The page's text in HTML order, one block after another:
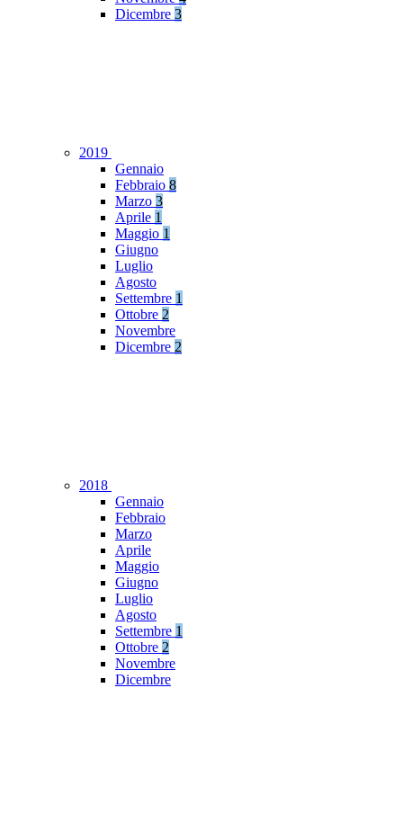
Dicembre 3
2019
Gennaio
Febbraio 8
Marzo 3
Aprile 1
Maggio 1
Giugno
Luglio
Agosto
Settembre 1
Ottobre 2
Novembre
Dicembre 2
2018
Gennaio
Febbraio
Marzo
Aprile
Maggio
Giugno
Luglio
Agosto
Settembre 1
Ottobre 2
Novembre
Dicembre